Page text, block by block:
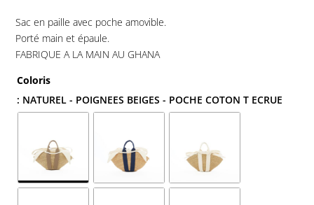
Sac en paille avec poche amovible.
Porté main et épaule.
FABRIQUE A LA MAIN AU GHANA
Coloris
: NATUREL - POIGNEES BEIGES - POCHE COTON T ECRUE